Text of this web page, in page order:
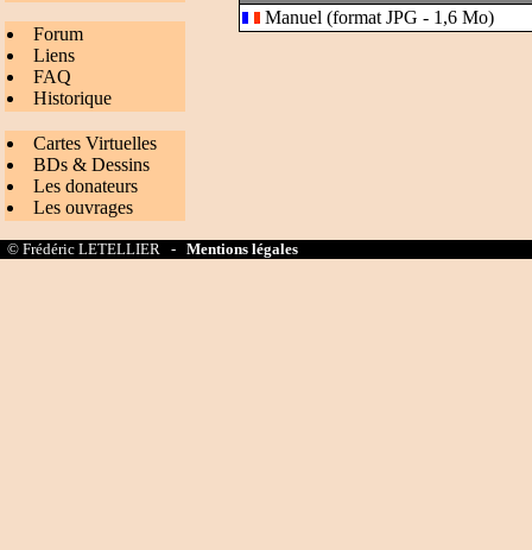
Forum
Liens
FAQ
Historique
Cartes Virtuelles
BDs & Dessins
Les donateurs
Les ouvrages
Manuel (format JPG - 1,6 Mo)
© Frédéric LETELLIER - Mentions légales